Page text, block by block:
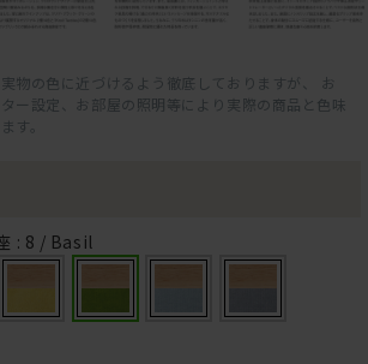
物の色に近づけるよう徹底しておりますが、 お
ー設定、お部屋の照明等により実際の商品と色味
す。
: 8 / Basil